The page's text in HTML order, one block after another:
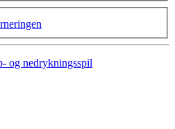
og nedrykningsspil